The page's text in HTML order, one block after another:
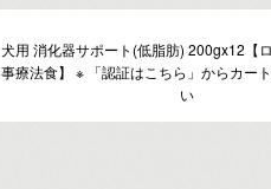
犬用 消化器サポート(低脂肪) 200gx12【
事療法食】 ※ 「認証はこちら」からカー
い